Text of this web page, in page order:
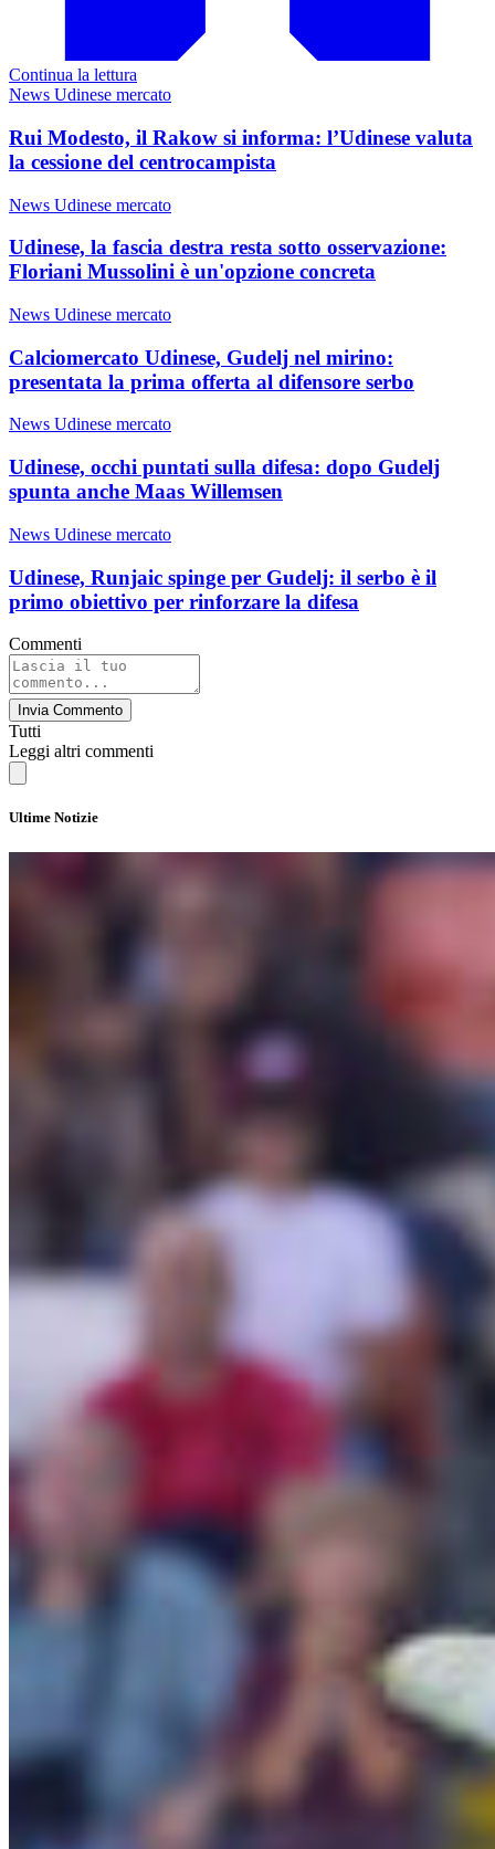
Continua la lettura
News Udinese mercato
Rui Modesto, il Rakow si informa: l’Udinese valuta
la cessione del centrocampista
News Udinese mercato
Udinese, la fascia destra resta sotto osservazione:
Floriani Mussolini è un'opzione concreta
News Udinese mercato
Calciomercato Udinese, Gudelj nel mirino:
presentata la prima offerta al difensore serbo
News Udinese mercato
Udinese, occhi puntati sulla difesa: dopo Gudelj
spunta anche Maas Willemsen
News Udinese mercato
Udinese, Runjaic spinge per Gudelj: il serbo è il
primo obiettivo per rinforzare la difesa
Commenti
Invia Commento
Tutti
Leggi altri commenti
Ultime Notizie